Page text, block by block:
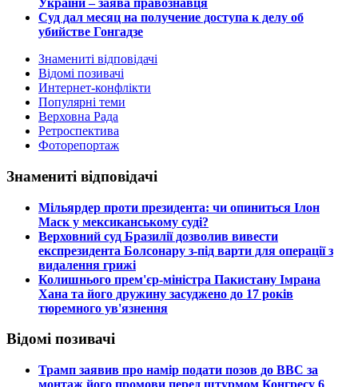
України – заява правознавця
Суд дал месяц на получение доступа к делу об
убийстве Гонгадзе
Знамениті відповідачі
Відомі позивачі
Интернет-конфлікти
Популярні теми
Верховна Рада
Ретроспектива
Фоторепортаж
Знамениті відповідачі
​Мільярдер проти президента: чи опиниться Ілон
Маск у мексиканському суді?
​Верховний суд Бразилії дозволив вивести
експрезидента Болсонару з-під варти для операції з
видалення грижі
​Колишнього прем'єр-міністра Пакистану Імрана
Хана та його дружину засуджено до 17 років
тюремного ув'язнення
Відомі позивачі
​Трамп заявив про намір подати позов до ВВС за
монтаж його промови перед штурмом Конгресу 6